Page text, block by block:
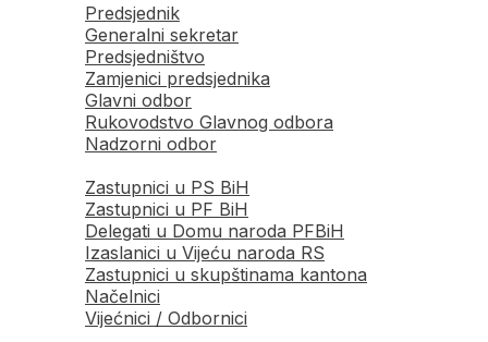
Predsjednik
Generalni sekretar
Predsjedništvo
Zamjenici predsjednika
Glavni odbor
Rukovodstvo Glavnog odbora
Nadzorni odbor
Zastupnici u PS BiH
Zastupnici u PF BiH
Delegati u Domu naroda PFBiH
Izaslanici u Vijeću naroda RS
Zastupnici u skupštinama kantona
Načelnici
Vijećnici / Odbornici